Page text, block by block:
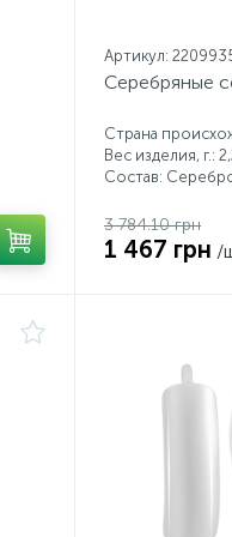
Артикул:
Серебряные
Страна
Вес изделия, г.:
Состав:
3 784.10 грн
1 467 грн /